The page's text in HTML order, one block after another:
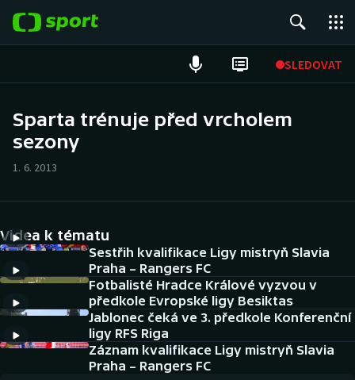
SLEDOVAT
Hokej
Cyklistika
DALŠÍ SPORTY
Americký fotbal
Baseball a softbal
NEPŘEHLÉDNĚTE
Sparta trénuje před vrcholem
sezony
1. 6. 2013
Videa k tématu
Sestřih kvalifikace Ligy mistryň Slavia
Praha – Rangers FC
Fotbalisté Hradce Králové vyzvou v
předkole Evropské ligy Besiktas
Jablonec čeká ve 3. předkole Konferenční
ligy RFS Riga
Záznam kvalifikace Ligy mistryň Slavia
Praha – Rangers FC